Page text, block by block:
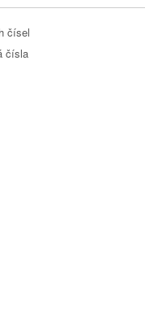
čísel
čísla